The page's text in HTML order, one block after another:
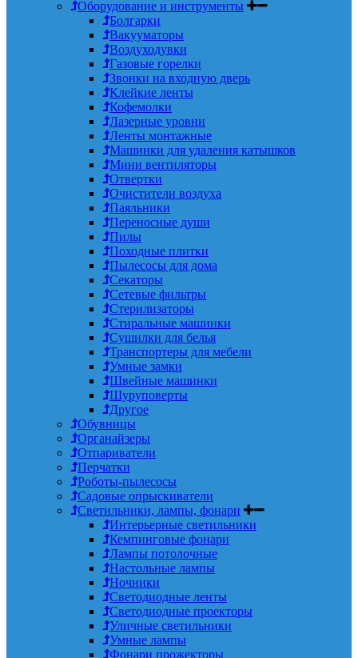
Оборудование и инструменты
Болгарки
Вакууматоры
Воздуходувки
Газовые горелки
Звонки на входную дверь
Клейкие ленты
Кофемолки
Лазерные уровни
Ленты монтажные
Машинки для удаления катышков
Мини вентиляторы
Отвертки
Очистители воздуха
Паяльники
Переносные души
Пилы
Походные плитки
Пылесосы для дома
Секаторы
Сетевые фильтры
Стерилизаторы
Стиральные машинки
Сушилки для белья
Транспортеры для мебели
Умные замки
Швейные машинки
Шуруповерты
Другое
Обувницы
Органайзеры
Отпариватели
Перчатки
Роботы-пылесосы
Садовые опрыскиватели
Светильники, лампы, фонари
Интерьерные светильники
Кемпинговые фонари
Лампы потолочные
Настольные лампы
Ночники
Светодиодные ленты
Светодиодные проекторы
Уличные светильники
Умные лампы
Фонари прожекторы